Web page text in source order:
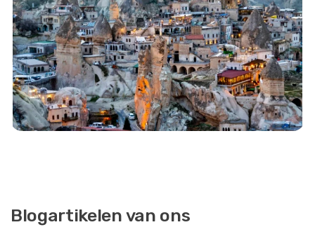
Blogartikelen van ons